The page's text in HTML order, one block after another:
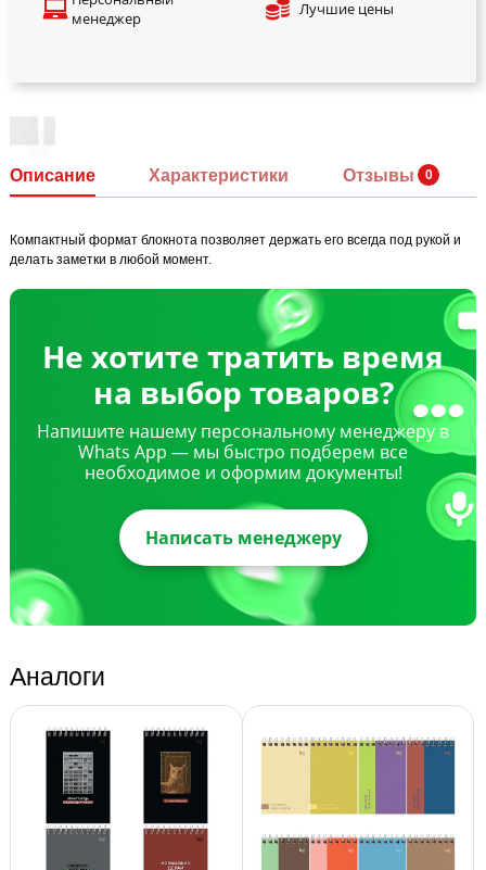
менеджер
Лучшие цены
Описание Характеристики Отзывы
Компактный формат блокнота позволяет держать его всегда под рукой и
делать заметки в любой момент.
Не хотите тратить время
на выбор товаров?
Напишите нашему персональному менеджеру в
Whats App — мы быстро подберем все
необходимое и оформим документы!
Написать менеджеру
Аналоги